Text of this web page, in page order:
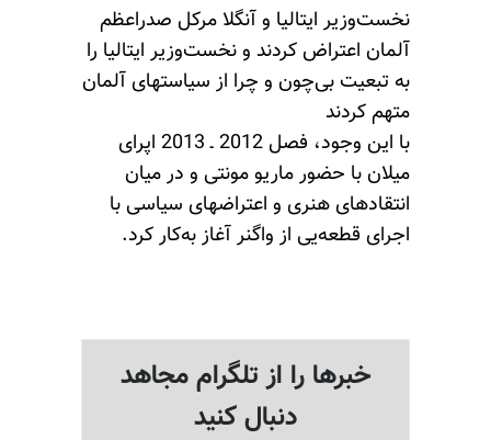
نخست‌وزیر ایتالیا و آنگلا مرکل صدراعظم
آلمان اعتراض کردند و نخست‌وزیر ایتالیا را
به تبعیت بی‌چون و چرا از سیاستهای آلمان
متهم کردند
با این وجود، فصل 2012 ـ 2013 اپرای
میلان با حضور ماریو مونتی و در میان
انتقادهای هنری و اعتراضهای سیاسی با
اجرای قطعه‌یی از واگنر آغاز به‌کار کرد.
خبرها را از تلگرام مجاهد
دنبال کنید